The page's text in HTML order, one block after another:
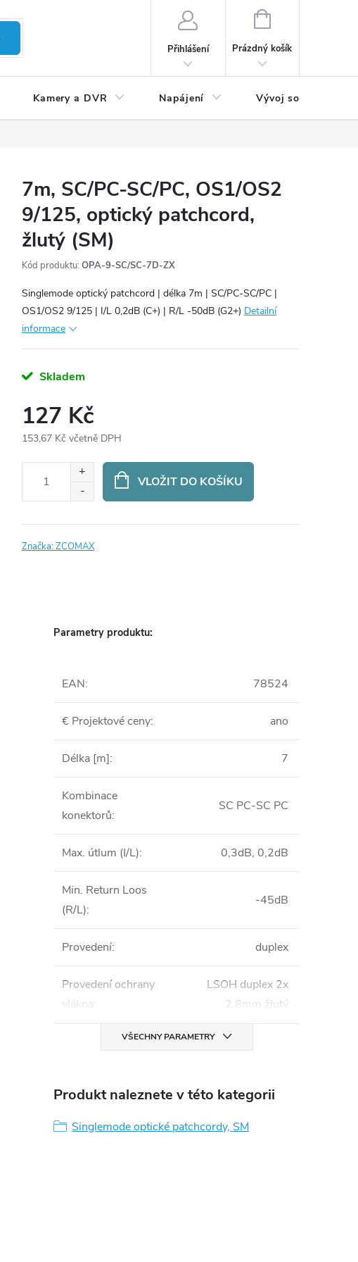
Přihlášení
NÁKUPNÍ
Prázdný košík
Kamery a DVR Napájení Vývoj software
7m, SC/PC-SC/PC, OS1/OS2
9/125, optický patchcord,
žlutý (SM)
Kód produktu: OPA-9-SC/SC-7D-ZX
Singlemode optický patchcord | délka 7m | SC/PC-SC/PC |
OS1/OS2 9/125 | I/L 0,2dB (C+) | R/L -50dB (G2+) Detailní
informace
Skladem
127 Kč
153,67 Kč včetně DPH
VLOŽIT DO KOŠÍKU
Značka:ZCOMAX
Parametry produktu:
EAN: 78524
€ Projektové ceny: ano
Délka [m]: 7
Kombinace
konektorů:
SC PC-SC PC
Max. útlum (I/L): 0,3dB, 0,2dB
Min. Return Loos
(R/L):
-45dB
Provedení: duplex
Provedení ochrany
vlákna:
LSOH duplex 2x
2,8mm žlutý
VŠECHNY PARAMETRY
Produkt naleznete v této kategorii
Singlemode optické patchcordy, SM